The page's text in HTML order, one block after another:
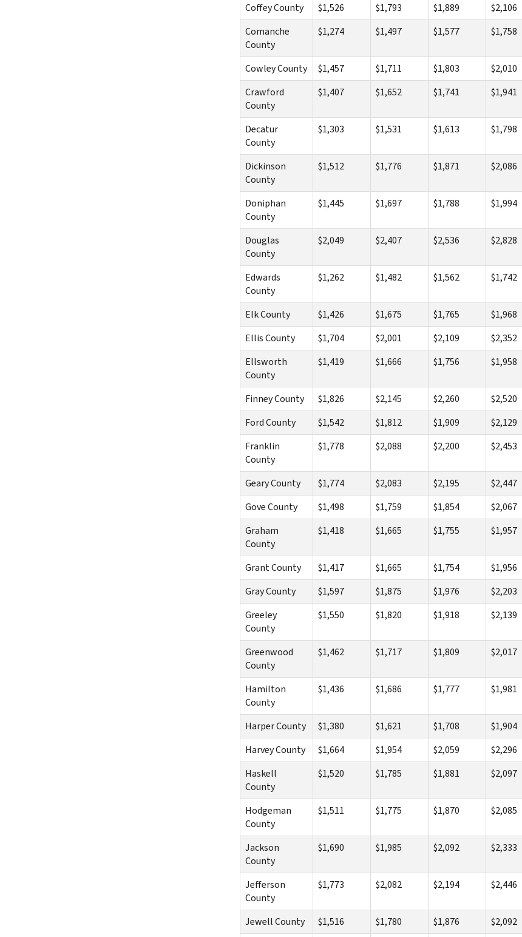
Coffey County
$1,526 $1,793 $1,889 $2,106
Comanche
County
$1,274 $1,497 $1,577 $1,758
Cowley County $1,457 $1,711 $1,803 $2,010
Crawford
County
$1,407 $1,652 $1,741 $1,941
Decatur
County
$1,303 $1,531 $1,613 $1,798
Dickinson
County
$1,512 $1,776 $1,871 $2,086
Doniphan
County
$1,445 $1,697 $1,788 $1,994
Douglas
County
$2,049 $2,407 $2,536 $2,828
Edwards
County
$1,262 $1,482 $1,562 $1,742
Elk County $1,426 $1,675 $1,765 $1,968
Ellis County
$1,704 $2,001 $2,109 $2,352
Ellsworth
County
$1,419 $1,666 $1,756 $1,958
Finney County $1,826 $2,145 $2,260 $2,520
Ford County
$1,542 $1,812 $1,909 $2,129
Franklin
County
$1,778 $2,088 $2,200 $2,453
Geary County $1,774 $2,083 $2,195 $2,447
Gove County
$1,498 $1,759 $1,854 $2,067
Graham
County
$1,418 $1,665 $1,755 $1,957
Grant County $1,417 $1,665 $1,754 $1,956
Gray County
$1,597 $1,875 $1,976 $2,203
Greeley
County
$1,550 $1,820 $1,918 $2,139
Greenwood
County
$1,462 $1,717 $1,809 $2,017
Hamilton
County
$1,436 $1,686 $1,777 $1,981
Harper County $1,380 $1,621 $1,708 $1,904
Harvey County
$1,664 $1,954 $2,059 $2,296
Haskell
County
$1,520 $1,785 $1,881 $2,097
Hodgeman
County
$1,511 $1,775 $1,870 $2,085
Jackson
County
$1,690 $1,985 $2,092 $2,333
Jefferson
County
$1,773 $2,082 $2,194 $2,446
Jewell County $1,516 $1,780 $1,876 $2,092